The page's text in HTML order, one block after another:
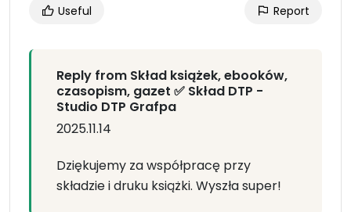
Useful Report
Reply from Skład książek, ebooków,
czasopism, gazet ✅ Skład DTP -
Studio DTP Grafpa
2025.11.14
Dziękujemy za współpracę przy
składzie i druku książki. Wyszła super!